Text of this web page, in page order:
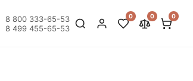
8 800 333-65-53
8 499 455-65-53
0 0 0